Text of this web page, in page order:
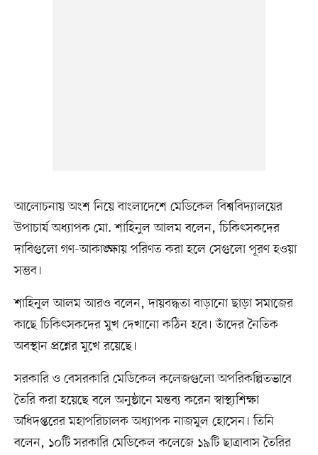
আলোচনায় অংশ নিয়ে বাংলাদেশে মেডিকেল বিশ্ববিদ্যালয়ের
উপাচার্য অধ্যাপক মো. শাহিনুল আলম বলেন, চিকিৎসকদের
দাবিগুলো গণ-আকাঙ্ক্ষায় পরিণত করা হলে সেগুলো পূরণ হওয়া
সম্ভব।
শাহিনুল আলম আরও বলেন, দায়বদ্ধতা বাড়ানো ছাড়া সমাজের
কাছে চিকিৎসকদের মুখ দেখানো কঠিন হবে। তাঁদের নৈতিক
অবস্থান প্রশ্নের মুখে রয়েছে।
সরকারি ও বেসরকারি মেডিকেল কলেজগুলো অপরিকল্পিতভাবে
তৈরি করা হয়েছে বলে অনুষ্ঠানে মন্তব্য করেন স্বাস্থ্যশিক্ষা
অধিদপ্তরের মহাপরিচালক অধ্যাপক নাজমুল হোসেন। তিনি
বলেন, ১০টি সরকারি মেডিকেল কলেজে ১৯টি ছাত্রাবাস তৈরির